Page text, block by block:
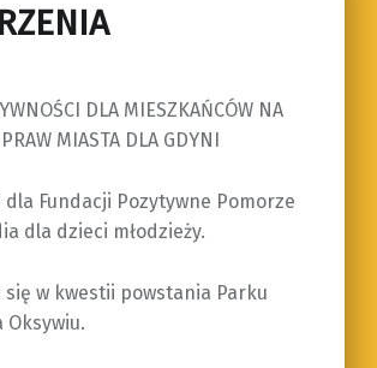
DLA MIESZKAŃCÓW NA
MIASTA DLA GDYNI
dla Fundacji Pozytywne Pomorze
dla dzieci młodzieży.
się w kwestii powstania Parku
Oksywiu.